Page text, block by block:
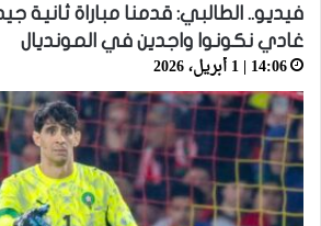
فيديو.. الطالبي: قدمنا مباراة ثانية
غادي نكونوا واجدين في المونديال
14:06 | 1 أبريل، 2026